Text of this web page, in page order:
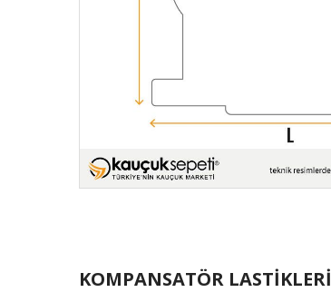
KOMPANSATÖR LASTIKLERI